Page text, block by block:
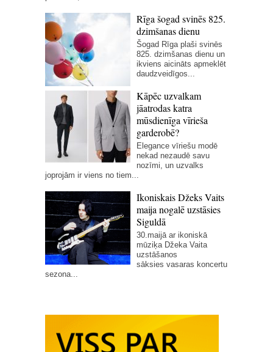
Rīga šogad svinēs 825.
dzimšanas dienu
Šogad Rīga plaši svinēs
825. dzimšanas dienu un
ikviens aicināts apmeklēt
daudzveidīgos...
Kāpēc uzvalkam
jāatrodas katra
mūsdienīga vīrieša
garderobē?
Elegance vīriešu modē
nekad nezaudē savu
nozīmi, un uzvalks
joprojām ir viens no tiem...
Ikoniskais Džeks Vaits
maija nogalē uzstāsies
Siguldā
30.maijā ar ikoniskā
mūziķa Džeka Vaita
uzstāšanos
sāksies vasaras koncertu
sezona...